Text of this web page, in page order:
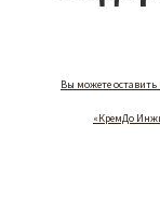
Вы можете
«КремДо